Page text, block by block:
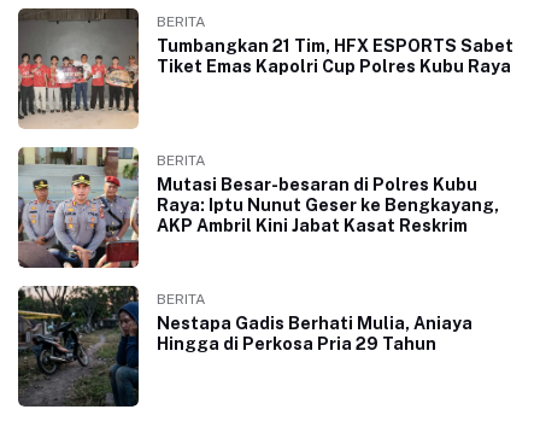
BERITA
Tumbangkan 21 Tim, HFX ESPORTS Sabet
Tiket Emas Kapolri Cup Polres Kubu Raya
BERITA
Mutasi Besar-besaran di Polres Kubu
Raya: Iptu Nunut Geser ke Bengkayang,
AKP Ambril Kini Jabat Kasat Reskrim
BERITA
Nestapa Gadis Berhati Mulia, Aniaya
Hingga di Perkosa Pria 29 Tahun